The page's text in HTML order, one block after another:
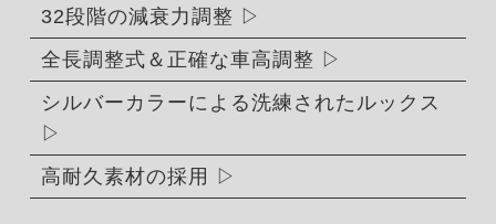
32段階の減衰力調整
全長調整式＆正確な車高調整
シルバーカラーによる洗練されたルックス
高耐久素材の採用